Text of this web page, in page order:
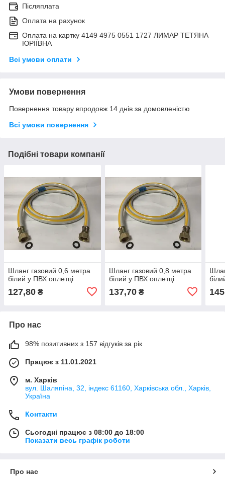
Післяплата
Оплата на рахунок
Оплата на картку 4149 4975 0551 1727 ЛИМАР ТЕТЯНА
ЮРІЇВНА
Всі умови оплати
Умови повернення
Повернення товару впродовж 14 днів за домовленістю
Всі умови повернення
Подібні товари компанії
Шланг газовий 0,6 метра
білий у ПВХ оплетці
127,80 ₴
Шланг газовий 0,8 метра
білий у ПВХ оплетці
137,70₴
Про нас
98% позитивних з 157 відгуків за рік
Працює з 11.01.2021
м. Харків
вул. Шаляпіна, 32, індекс 61160, Харківська обл., Харків,
Україна
Контакти
Сьогодні працює з 08:00 до 18:00
Показати весь графік роботи
Про нас